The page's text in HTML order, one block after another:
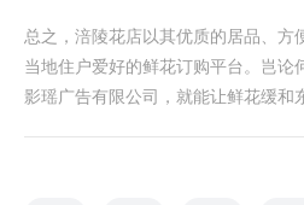
总之，涪陵花店以其优质的居品、方
当地住户爱好的鲜花订购平台。岂论
影瑶广告有限公司，就能让鲜花缓和